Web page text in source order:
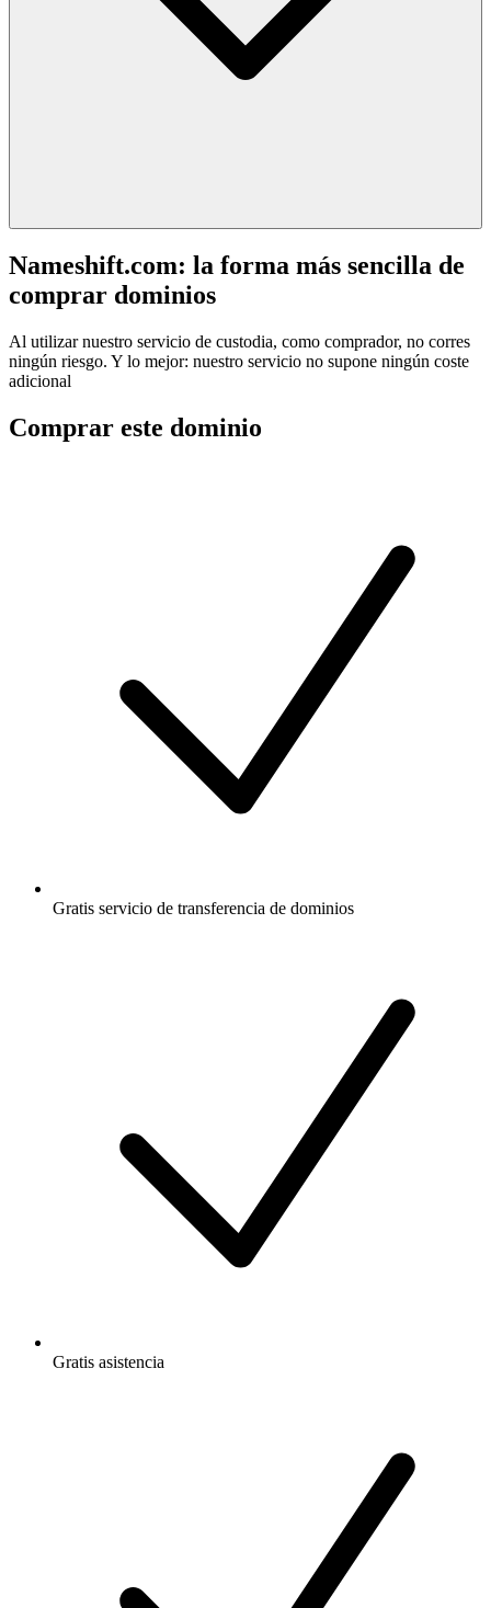
Nameshift.com: la forma más sencilla de
comprar dominios
Al utilizar nuestro servicio de custodia, como comprador, no corres
ningún riesgo. Y lo mejor: nuestro servicio no supone ningún coste
adicional
Comprar este dominio
Gratis servicio de transferencia de dominios
Gratis asistencia